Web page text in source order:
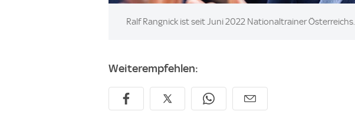
Image:
Ralf Rangnick ist seit Juni 2022 Nationaltrainer Österreichs.
Weiterempfehlen: